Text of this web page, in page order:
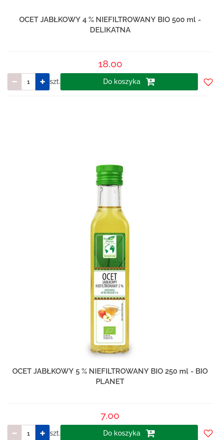
OCET JABŁKOWY 4 % NIEFILTROWANY BIO 500 ml -
DELIKATNA
18.00
szt. Do koszyka
OCET JABŁKOWY 5 % NIEFILTROWANY BIO 250 ml - BIO
PLANET
7.00
szt. Do koszyka